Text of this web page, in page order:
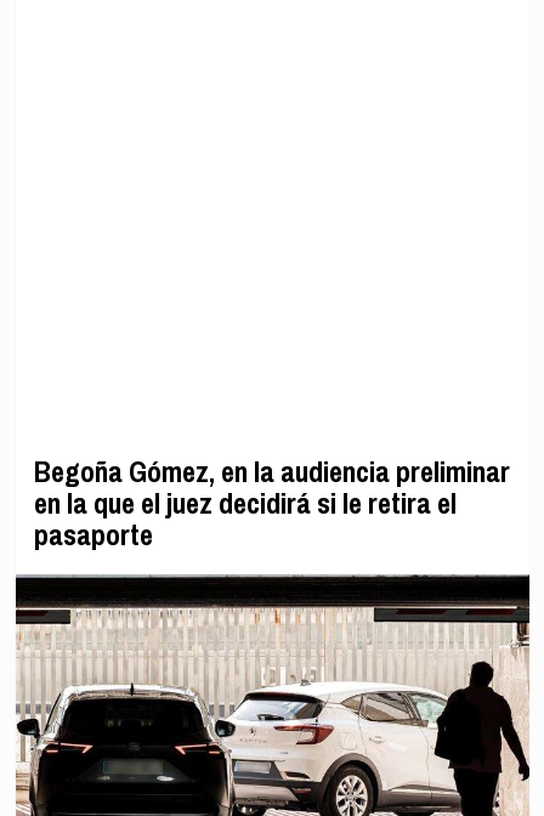
Begoña Gómez, en la audiencia preliminar
en la que el juez decidirá si le retira el
pasaporte